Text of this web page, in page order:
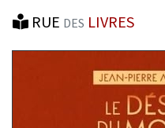
RUE DES LIVRES